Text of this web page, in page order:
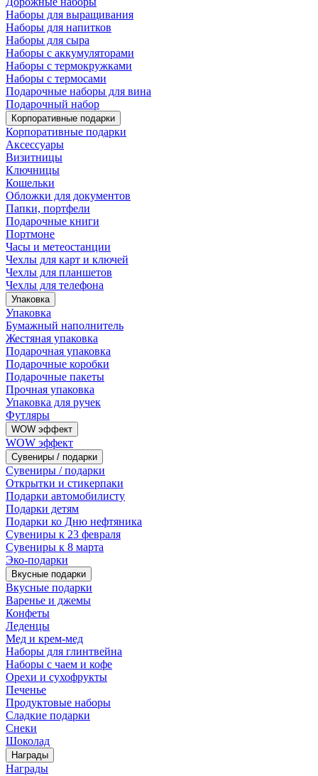
Наборы для выращивания
Наборы для напитков
Наборы для сыра
Наборы с аккумуляторами
Наборы с термокружками
Наборы с термосами
Подарочные наборы для вина
Подарочный набор
Корпоративные подарки
Корпоративные подарки
Аксессуары
Визитницы
Ключницы
Кошельки
Обложки для документов
Папки, портфели
Подарочные книги
Портмоне
Часы и метеостанции
Чехлы для карт и ключей
Чехлы для планшетов
Чехлы для телефона
Упаковка
Упаковка
Бумажный наполнитель
Жестяная упаковка
Подарочная упаковка
Подарочные коробки
Подарочные пакеты
Прочная упаковка
Упаковка для ручек
Футляры
WOW эффект
WOW эффект
Сувениры / подарки
Сувениры / подарки
Открытки и стикерпаки
Подарки автомобилисту
Подарки детям
Подарки ко Дню нефтяника
Сувениры к 23 февраля
Сувениры к 8 марта
Эко-подарки
Вкусные подарки
Вкусные подарки
Варенье и джемы
Конфеты
Леденцы
Мед и крем-мед
Наборы для глинтвейна
Наборы с чаем и кофе
Орехи и сухофрукты
Печенье
Продуктовые наборы
Сладкие подарки
Снеки
Шоколад
Награды
Награды